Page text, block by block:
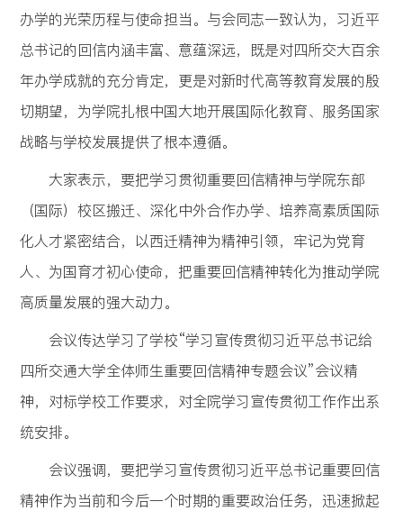
办学的光荣历程与使命担当。与会同志一致认为，习近平
总书记的回信内涵丰富、意蕴深远，既是对四所交大百余
年办学成就的充分肯定，更是对新时代高等教育发展的殷
切期望，为学院扎根中国大地开展国际化教育、服务国家
战略与学校发展提供了根本遵循。
大家表示，要把学习贯彻重要回信精神与学院东部
（国际）校区搬迁、深化中外合作办学、培养高素质国际
化人才紧密结合，以西迁精神为精神引领，牢记为党育
人、为国育才初心使命，把重要回信精神转化为推动学院
高质量发展的强大动力。
会议传达学习了学校“学习宣传贯彻习近平总书记给
四所交通大学全体师生重要回信精神专题会议”会议精
神，对标学校工作要求，对全院学习宣传贯彻工作作出系
统安排。
会议强调，要把学习宣传贯彻习近平总书记重要回信
精神作为当前和今后一个时期的重要政治任务，迅速掀起